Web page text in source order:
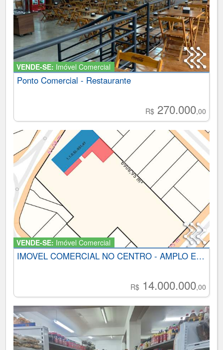
VENDE-SE: Imóvel Comercial
Ponto Comercial - Restaurante
R$270.000,00
VENDE-SE: Imóvel Comercial
IMOVEL COMERCIAL NO CENTRO - AMPLO ESTACIONAMENTO E ÁREA CONSTRUIDA
R$14.000.000,00